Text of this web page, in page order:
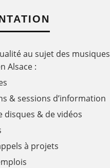
au sujet des musiques
Alsace :
& sessions d’information
disques & de vidéos
à projets